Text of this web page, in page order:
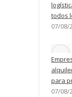
todos
07/08/
para
07/08/